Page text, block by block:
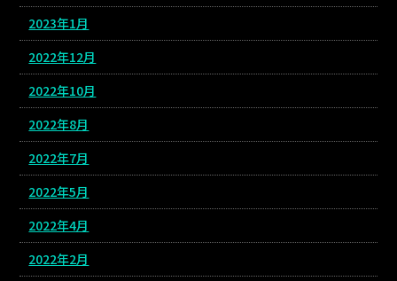
2023年1月
2022年12月
2022年10月
2022年8月
2022年7月
2022年5月
2022年4月
2022年2月